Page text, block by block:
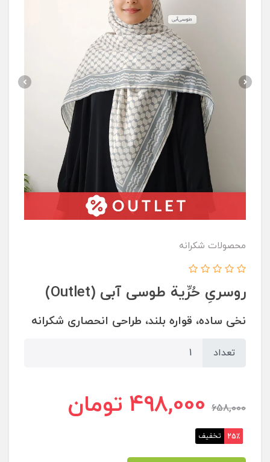
محصولات شکرانه
روسریِ حُرِّية طوسی آبی (Outlet)
نخی ساده،‌ قواره بلند، طراحی انحصاری شکرانه
تعداد
658,000
498,000 تومان
25٪ تخفیف